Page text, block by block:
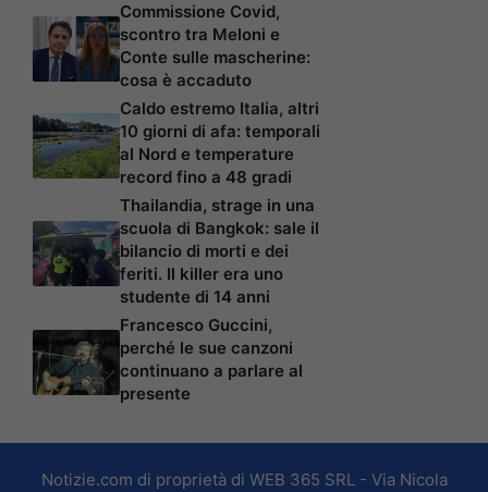
Commissione Covid,
scontro tra Meloni e
Conte sulle mascherine:
cosa è accaduto
Caldo estremo Italia, altri
10 giorni di afa: temporali
al Nord e temperature
record fino a 48 gradi
Thailandia, strage in una
scuola di Bangkok: sale il
bilancio di morti e dei
feriti. Il killer era uno
studente di 14 anni
Francesco Guccini,
perché le sue canzoni
continuano a parlare al
presente
Notizie.com di proprietà di WEB 365 SRL - Via Nicola